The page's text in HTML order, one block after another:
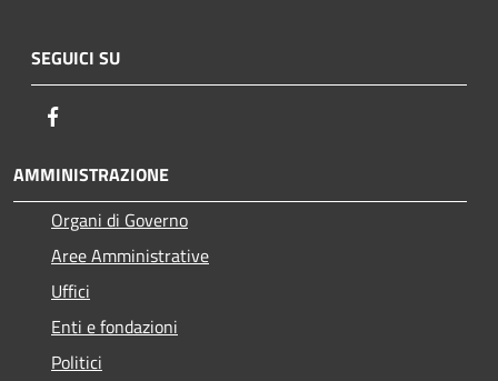
SEGUICI SU
AMMINISTRAZIONE
Organi di Governo
Aree Amministrative
Uffici
Enti e fondazioni
Politici